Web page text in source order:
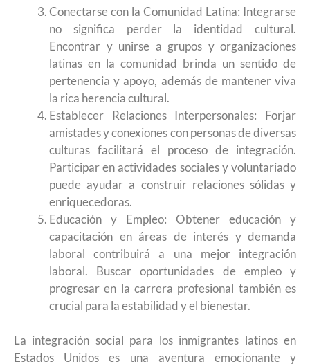
Conectarse con la Comunidad Latina: Integrarse
no significa perder la identidad cultural.
Encontrar y unirse a grupos y organizaciones
latinas en la comunidad brinda un sentido de
pertenencia y apoyo, además de mantener viva
la rica herencia cultural.
Establecer Relaciones Interpersonales: Forjar
amistades y conexiones con personas de diversas
culturas facilitará el proceso de integración.
Participar en actividades sociales y voluntariado
puede ayudar a construir relaciones sólidas y
enriquecedoras.
Educación y Empleo: Obtener educación y
capacitación en áreas de interés y demanda
laboral contribuirá a una mejor integración
laboral. Buscar oportunidades de empleo y
progresar en la carrera profesional también es
crucial para la estabilidad y el bienestar.
La integración social para los inmigrantes latinos en
Estados Unidos es una aventura emocionante y